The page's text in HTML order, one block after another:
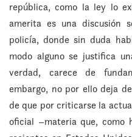
república, como la ley lo
amerita es una discusión
policía, donde sin duda
modo alguno se justifica
verdad, carece de
embargo, no por ello deja
de que por criticarse la
oficial –materia que, como